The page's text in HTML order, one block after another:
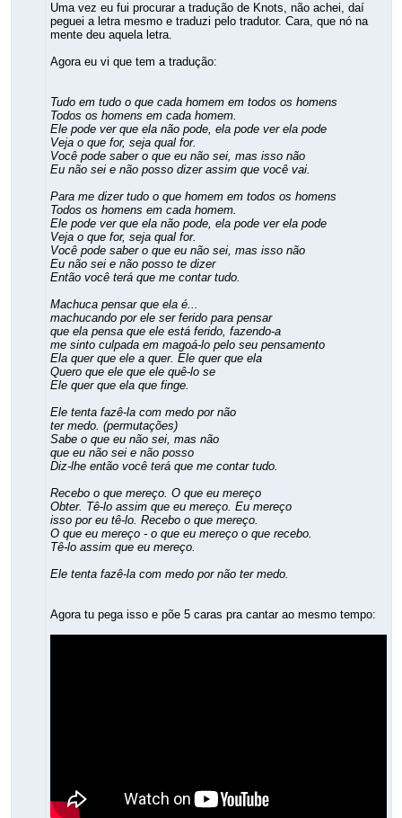
Uma vez eu fui procurar a tradução de Knots, não achei, daí
peguei a letra mesmo e traduzi pelo tradutor. Cara, que nó na
mente deu aquela letra.
Agora eu vi que tem a tradução:
Tudo em tudo o que cada homem em todos os homens
Todos os homens em cada homem.
Ele pode ver que ela não pode, ela pode ver ela pode
Veja o que for, seja qual for.
Você pode saber o que eu não sei, mas isso não
Eu não sei e não posso dizer assim que você vai.
Para me dizer tudo o que homem em todos os homens
Todos os homens em cada homem.
Ele pode ver que ela não pode, ela pode ver ela pode
Veja o que for, seja qual for.
Você pode saber o que eu não sei, mas isso não
Eu não sei e não posso te dizer
Então você terá que me contar tudo.
Machuca pensar que ela é...
machucando por ele ser ferido para pensar
que ela pensa que ele está ferido, fazendo-a
me sinto culpada em magoá-lo pelo seu pensamento
Ela quer que ele a quer. Ele quer que ela
Quero que ele que ele quê-lo se
Ele quer que ela que finge.
Ele tenta fazê-la com medo por não
ter medo. (permutações)
Sabe o que eu não sei, mas não
que eu não sei e não posso
Diz-lhe então você terá que me contar tudo.
Recebo o que mereço. O que eu mereço
Obter. Tê-lo assim que eu mereço. Eu mereço
isso por eu tê-lo. Recebo o que mereço.
O que eu mereço - o que eu mereço o que recebo.
Tê-lo assim que eu mereço.
Ele tenta fazê-la com medo por não ter medo.
Agora tu pega isso e põe 5 caras pra cantar ao mesmo tempo: